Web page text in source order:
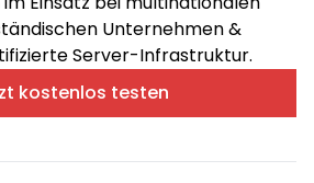
Unternehmen &
Server-Infrastruktur.
kostenlos testen